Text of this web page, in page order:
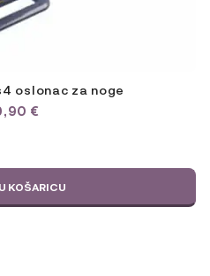
oslonac za noge
€
KOŠARICU